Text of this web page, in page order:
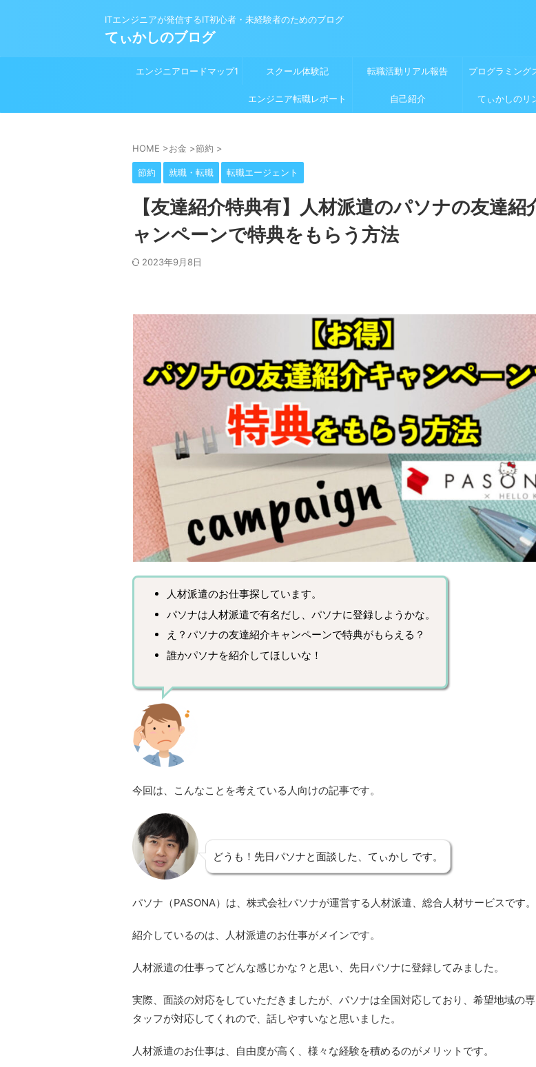
ITエンジニアが発信するIT初心者・未経験者のためのブログ
てぃかしのブログ
エンジニアロードマップ1 スクール体験記 転職活動リアル報告 プログラミング
エンジニア転職レポート 自己紹介 てぃかしのリ
HOME >お金 >節約 >
節約 就職・転職 転職エージェント
【友達紹介特典有】人材派遣のパソナの友達紹
ャンペーンで特典をもらう方法
2023年9月8日
人材派遣のお仕事探しています。
パソナは人材派遣で有名だし、パソナに登録しようかな。
え？パソナの友達紹介キャンペーンで特典がもらえる？
誰かパソナを紹介してほしいな！
今回は、こんなことを考えている人向けの記事です。
どうも！先日パソナと面談した、てぃかし です。
パソナ（PASONA）は、株式会社パソナが運営する人材派遣、総合人材サービスです。
紹介しているのは、人材派遣のお仕事がメインです。
人材派遣の仕事ってどんな感じかな？と思い、先日パソナに登録してみました。
実際、面談の対応をしていただきましたが、パソナは全国対応しており、希望地域の
タッフが対応してくれので、話しやすいなと思いました。
人材派遣のお仕事は、自由度が高く、様々な経験を積めるのがメリットです。